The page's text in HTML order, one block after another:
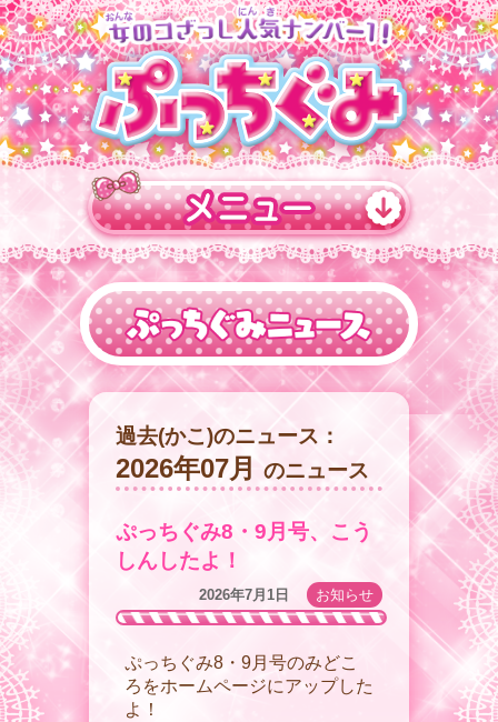
過去(かこ)のニュース：
2026年07月 のニュース
ぷっちぐみ8・9月号、こう
しんしたよ！
2026年7月1日 お知らせ
ぷっちぐみ8・9月号のみどこ
ろをホームページにアップした
よ！